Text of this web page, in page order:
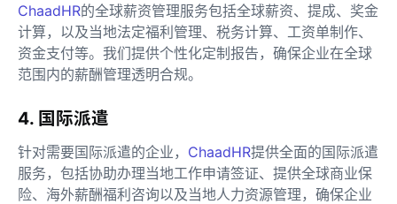
ChaadHR的全球薪资管理服务包括全球薪资、提成、奖金
计算，以及当地法定福利管理、税务计算、工资单制作、
资金支付等。我们提供个性化定制报告，确保企业在全球
范围内的薪酬管理透明合规。
4. 国际派遣
针对需要国际派遣的企业， ChaadHR提供全面的国际派遣
服务，包括协助办理当地工作申请签证、提供全球商业保
险、海外薪酬福利咨询以及当地人力资源管理，确保企业